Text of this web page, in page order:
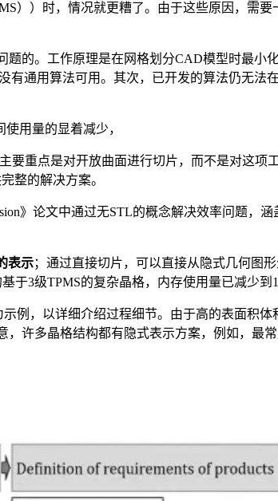
））时，情况就更糟了。由于这些原因，需
的。工作原理是在网格划分CAD模型时最小
通用算法可用。其次，已开发的算法仍无法
用量的显着减少，
要重点是对开放曲面进行切片，而不是对这
整的解决方案。
fusion》论文中通过无STL的概念解决效率问
表示；通过直接切片，可以直接从隐式几何图
3级TPMS的复杂晶格，内存使用量已减少到
例，以详细介绍过程细节。由于高的表面积
许多晶格结构都有隐式表示方案，例如，最